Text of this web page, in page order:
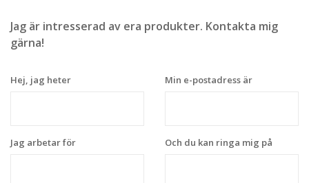
Jag är intresserad av era produkter. Kontakta mig
gärna!
Hej, jag heter Min e-postadress är
Jag arbetar för Och du kan ringa mig på